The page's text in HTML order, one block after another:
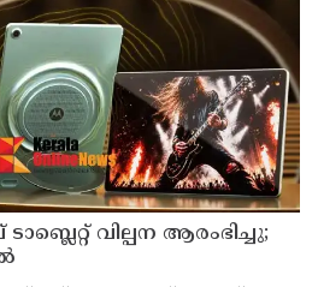
വില്പന ആരംഭിച്ചു;